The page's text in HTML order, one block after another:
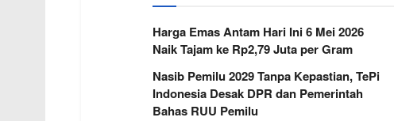
Harga Emas Antam Hari Ini 6 Mei 2026
Naik Tajam ke Rp2,79 Juta per Gram
Nasib Pemilu 2029 Tanpa Kepastian, TePi
Indonesia Desak DPR dan Pemerintah
Bahas RUU Pemilu